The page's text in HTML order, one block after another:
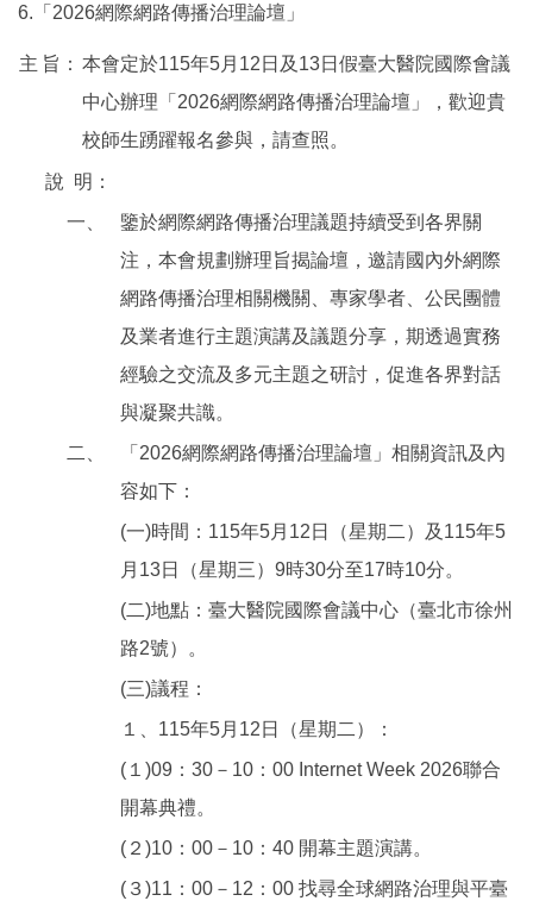
6.「2026網際網路傳播治理論壇」
主 旨： 本會定於115年5月12日及13日假臺大醫院國際會議
中心辦理「2026網際網路傳播治理論壇」，歡迎貴
校師生踴躍報名參與，請查照。
說 明：
一、
鑒於網際網路傳播治理議題持續受到各界關
注，本會規劃辦理旨揭論壇，邀請國內外網際
網路傳播治理相關機關、專家學者、公民團體
及業者進行主題演講及議題分享，期透過實務
經驗之交流及多元主題之研討，促進各界對話
與凝聚共識。
二、
「2026網際網路傳播治理論壇」相關資訊及內
容如下：
(一)時間：115年5月12日（星期二）及115年5
月13日（星期三）9時30分至17時10分。
(二)地點：臺大醫院國際會議中心（臺北市徐州
路2號）。
(三)議程：
１、115年5月12日（星期二）：
(１)09：30－10：00 Internet Week 2026聯合
開幕典禮。
(２)10：00－10：40 開幕主題演講。
(３)11：00－12：00 找尋全球網路治理與平臺